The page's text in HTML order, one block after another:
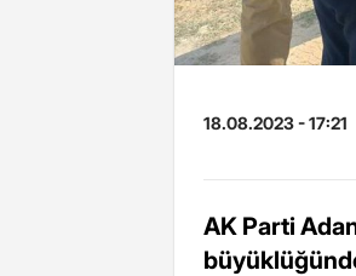
18.08.2023 - 17:21
AK Parti